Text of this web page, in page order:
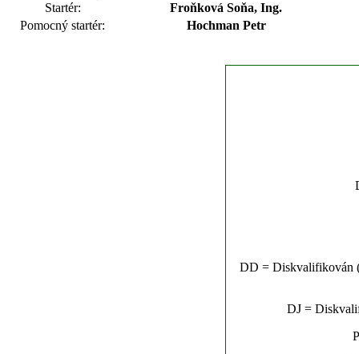
Startér:
Froňková Soňa, Ing.
Pomocný startér:
Hochman Petr
DD = Diskvalifikován
DJ =